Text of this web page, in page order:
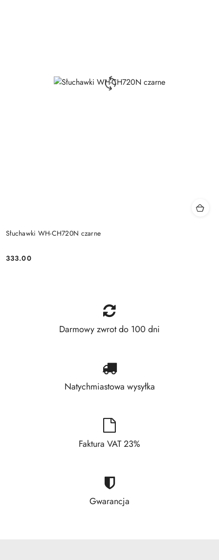
Słuchawki WH-CH720N czarne
Price:
333.00
Darmowy zwrot do 100 dni
Natychmiastowa wysyłka
Faktura VAT 23%
Gwarancja